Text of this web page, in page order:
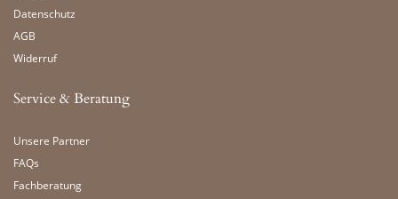
Datenschutz
AGB
Widerruf
Service & Beratung
Unsere Partner
FAQs
Fachberatung